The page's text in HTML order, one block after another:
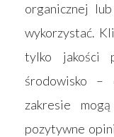
organicznej
wykorzystać.
tylko jakości
środowisko –
zakresie
pozytywne